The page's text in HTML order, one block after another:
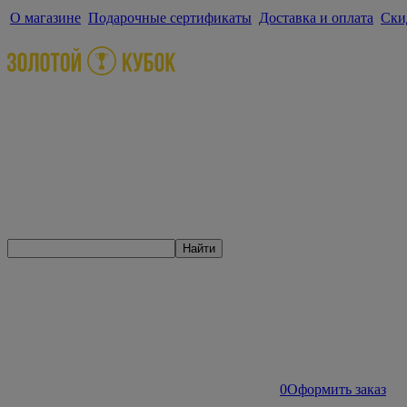
О магазине Подарочные сертификаты Доставка и оплата
Найти
0Оформить заказ